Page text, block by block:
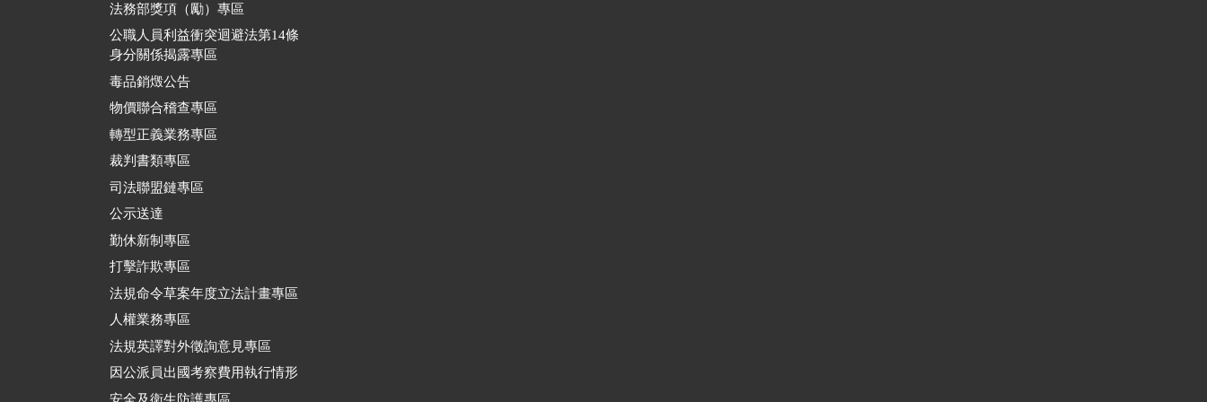
法務部獎項（勵）專區
公職人員利益衝突迴避法第14條
身分關係揭露專區
毒品銷燬公告
物價聯合稽查專區
轉型正義業務專區
裁判書類專區
司法聯盟鏈專區
公示送達
勤休新制專區
打擊詐欺專區
法規命令草案年度立法計畫專區
人權業務專區
法規英譯對外徵詢意見專區
因公派員出國考察費用執行情形
安全及衛生防護專區